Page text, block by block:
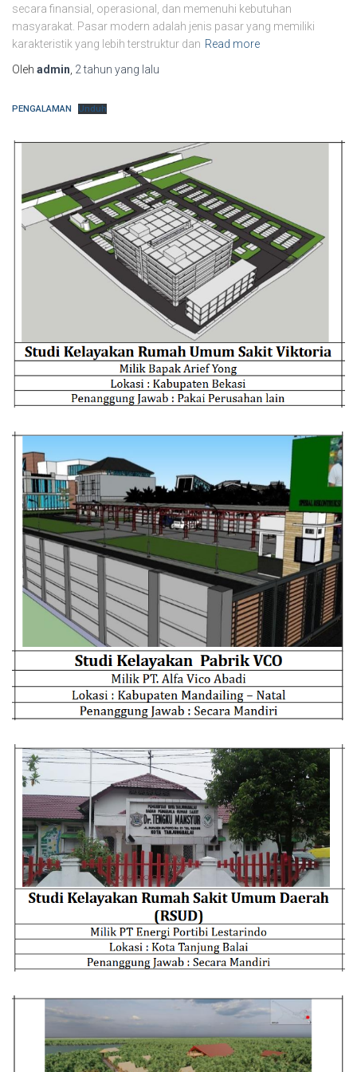
secara finansial, operasional, dan memenuhi kebutuhan
masyarakat. Pasar modern adalah jenis pasar yang memiliki
karakteristik yang lebih terstruktur dan Read more
Oleh admin 2 tahun yang lalu
PENGALAMAN Unduh